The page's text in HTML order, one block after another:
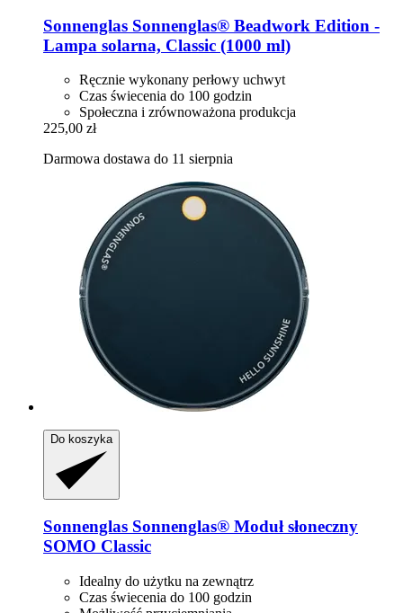
Sonnenglas Sonnenglas® Beadwork Edition -​
Lampa solarna, Classic (1000 ml)
Ręcznie wykonany perłowy uchwyt
Czas świecenia do 100 godzin
Społeczna i zrównoważona produkcja
225,00 zł
Darmowa dostawa do 11 sierpnia
Do koszyka
Sonnenglas Sonnenglas® Moduł słoneczny
SOMO Classic
Idealny do użytku na zewnątrz
Czas świecenia do 100 godzin